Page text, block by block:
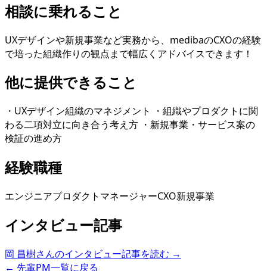
相談に乗れること
UXデザインや新規事業など実務から、medibaのCXOの経験
で培った組織作りの観点まで幅広くアドバイスできます！
他に提供できること
・UXデザイン組織のマネジメント ・組織やプロダクトに関
わる二項対立に向き合う考え方 ・新規事業・サービス案の
検証の進め方
経験職種
エンジニアプロダクトマネージャーCXO新規事業
インタビュー記事
岡 昌樹さんのインタビュー記事を読む →
← 先輩PM一覧に戻る